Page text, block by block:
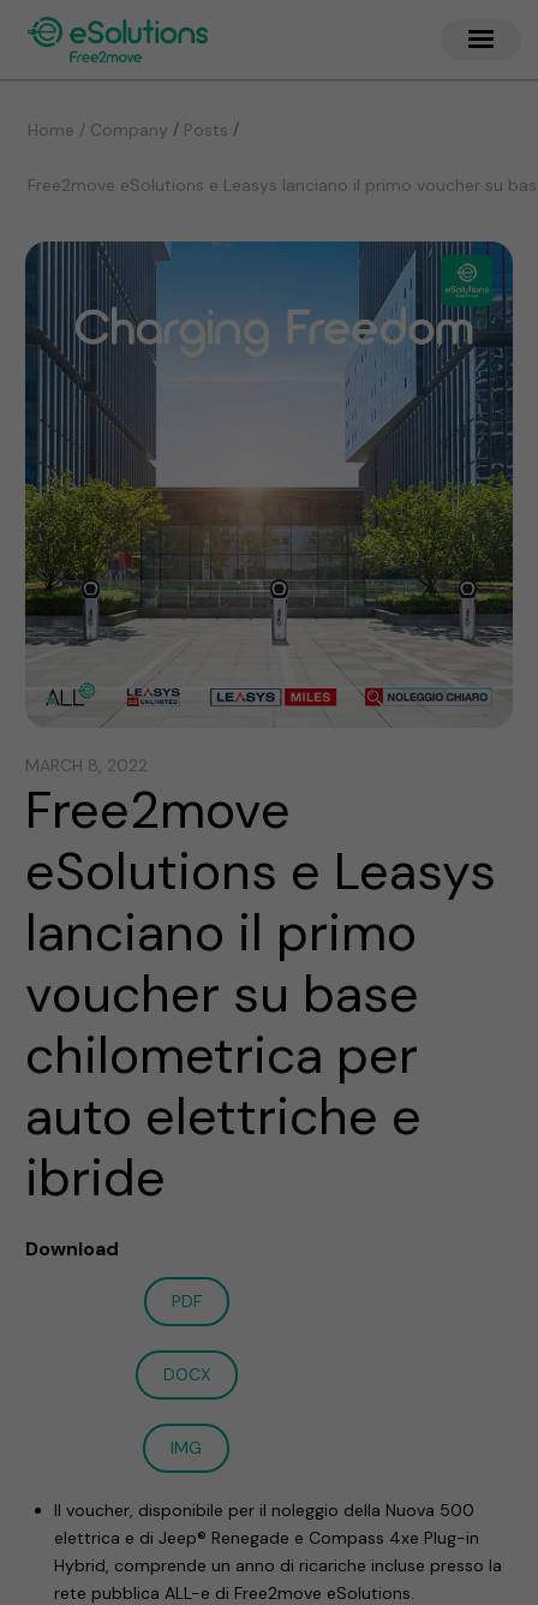
Home / Company / Posts /
Free2move eSolutions e Leasys lanciano il primo voucher su
MARCH 8, 2022
Free2move
eSolutions e Leasys
lanciano il primo
voucher su base
chilometrica per
auto elettriche e
ibride
Download
PDF
DOCX
IMG
Il voucher, disponibile per il noleggio della Nuova 500
elettrica e di Jeep® Renegade e Compass 4xe Plug-in
Hybrid, comprende un anno di ricariche incluse presso la
rete pubblica ALL-e di Free2move eSolutions.